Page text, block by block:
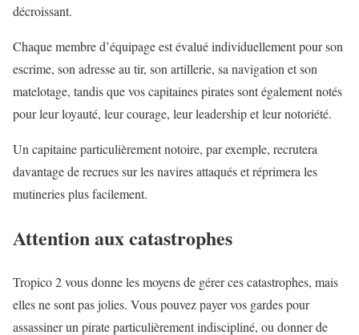
décroissant.
Chaque membre d’équipage est évalué individuellement pour son
escrime, son adresse au tir, son artillerie, sa navigation et son
matelotage, tandis que vos capitaines pirates sont également notés
pour leur loyauté, leur courage, leur leadership et leur notoriété.
Un capitaine particulièrement notoire, par exemple, recrutera
davantage de recrues sur les navires attaqués et réprimera les
mutineries plus facilement.
Attention aux catastrophes
Tropico 2 vous donne les moyens de gérer ces catastrophes, mais
elles ne sont pas jolies. Vous pouvez payer vos gardes pour
assassiner un pirate particulièrement indiscipliné, ou donner de